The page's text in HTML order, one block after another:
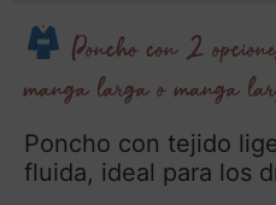
Poncho con 2
manga larga o manga
Poncho con tejido
fluida, ideal para los